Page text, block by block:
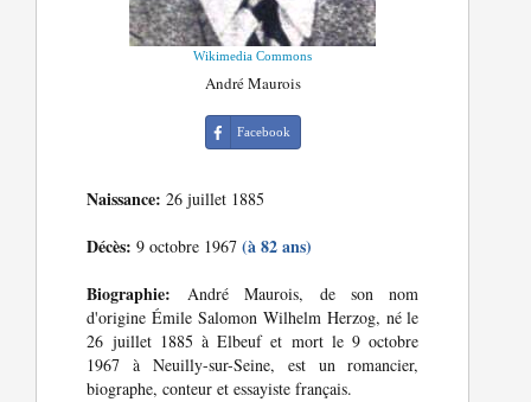
Wikimedia Commons
André Maurois
Facebook
Naissance: 26 juillet 1885
Décès: 9 octobre 1967(à 82 ans)
Biographie: André Maurois, de son nom
d'origine Émile Salomon Wilhelm Herzog, né le
26 juillet 1885 à Elbeuf et mort le 9 octobre
1967 à Neuilly-sur-Seine, est un romancier,
biographe, conteur et essayiste français.